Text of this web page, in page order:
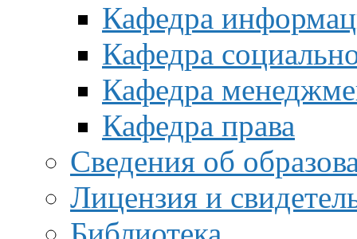
Кафедра
Кафедра
Кафедра
Кафедра права
Сведения об
Лицензия и